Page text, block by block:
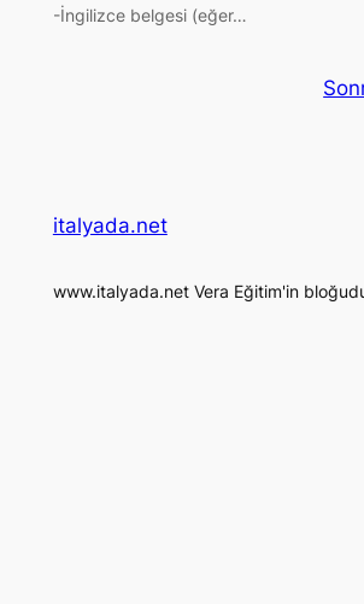
-İngilizce belgesi (eğer…
italyada.net
www.italyada.net Vera Eğitim'in